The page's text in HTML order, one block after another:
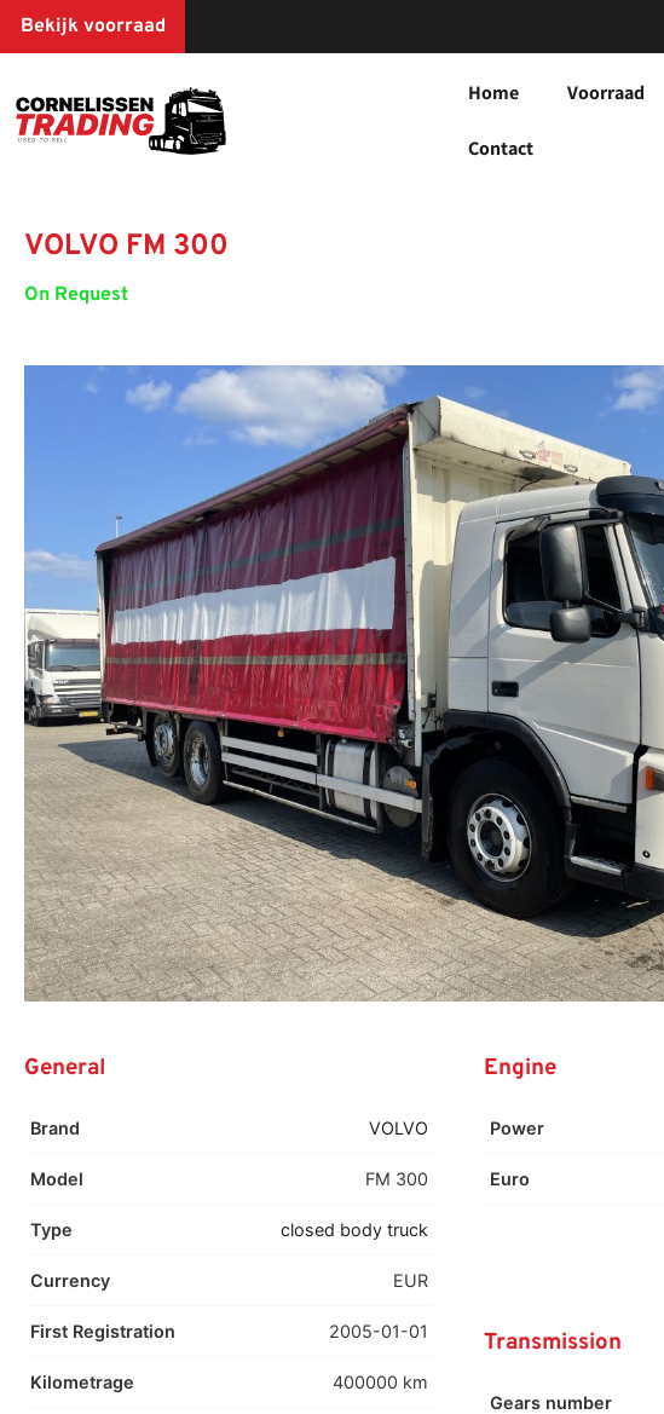
Bekijk voorraad
Home Voorraad
Contact
VOLVO FM 300
On Request
General
Brand VOLVO
Model FM 300
Type closed body truck
Currency EUR
First Registration 2005-01-01
Kilometrage 400000 km
Engine
Power
Euro
Transmission
Gears number